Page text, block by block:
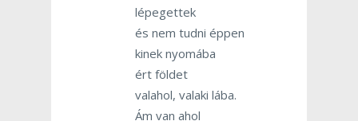
lépegettek
és nem tudni éppen
kinek nyomába
ért földet
valahol, valaki lába.
Ám van ahol